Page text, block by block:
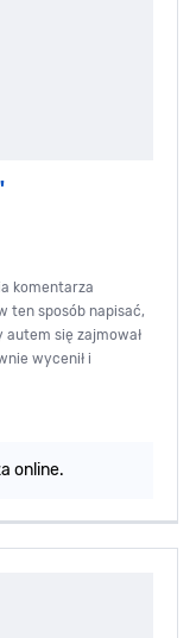
komentarza
ten sposób napisać,
autem się zajmował
wycenił i
online.